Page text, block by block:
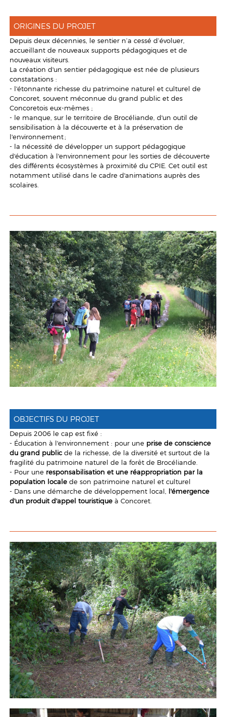
ORIGINES DU PROJET
Depuis deux décennies, le sentier n’a cessé d’évoluer,
accueillant de nouveaux supports pédagogiques et de
nouveaux visiteurs.
La création d'un sentier pédagogique est née de plusieurs
constatations :
- l'étonnante richesse du patrimoine naturel et culturel de
Concoret, souvent méconnue du grand public et des
Concoretois eux-mêmes ;
- le manque, sur le territoire de Brocéliande, d'un outil de
sensibilisation à la découverte et à la préservation de
l'environnement ;
- la nécessité de développer un support pédagogique
d'éducation à l'environnement pour les sorties de découverte
des différents écosystèmes à proximité du CPIE. Cet outil est
notamment utilisé dans le cadre d'animations auprès des
scolaires.
OBJECTIFS DU PROJET
Depuis 2006 le cap est fixé :
- Éducation à l'environnement : pour une prise de conscience
du grand publicde la richesse, de la diversité et surtout de la
fragilité du patrimoine naturel de la forêt de Brocéliande.
- Pour une responsabilisation et une réappropriation par la
population localede son patrimoine naturel et culturel
- Dans une démarche de développement local, l'émergence
d'un produit d'appel touristiqueà Concoret.